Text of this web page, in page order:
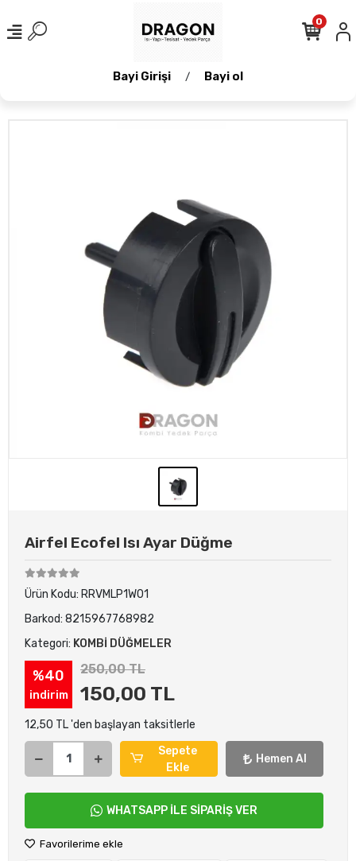
Bayi Girişi / Bayi ol
0
Airfel Ecofel Isı Ayar Düğme
Ürün Kodu: RRVMLP1W01
Barkod: 8215967768982
Kategori: KOMBİ DÜĞMELER
%40
indirim
250,00 TL
150,00 TL
12,50 TL 'den başlayan taksitlerle
Sepete
Ekle
Hemen Al
WHATSAPP İLE SİPARİŞ VER
Favorilerime ekle